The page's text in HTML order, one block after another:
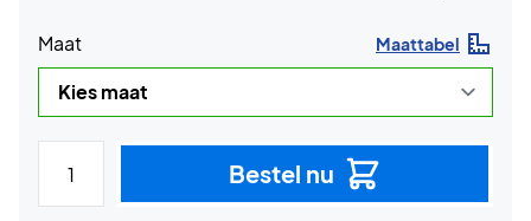
Maat Maattabel
Bestel nu